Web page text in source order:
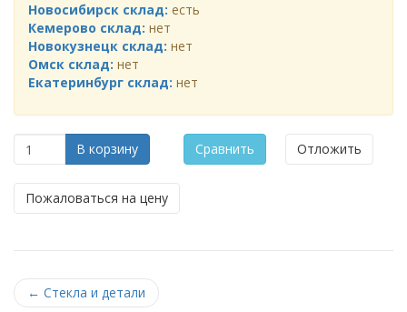
Новосибирск склад: есть
Кемерово склад: нет
Новокузнецк склад: нет
Омск склад: нет
Екатеринбург склад: нет
В корзину Сравнить Отложить
Пожаловаться на цену
← Стекла и детали